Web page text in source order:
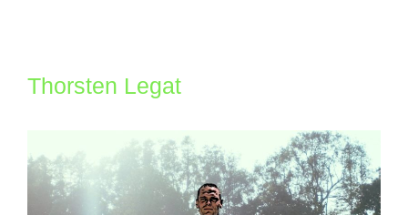
Thorsten Legat